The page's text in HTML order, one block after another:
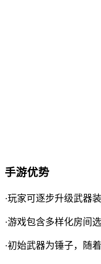
手游优势
·玩家可逐步升级武器
·游戏包含多样化房间
·初始武器为锤子，随